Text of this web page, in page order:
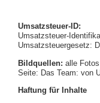
Umsatzsteuer-ID:
Umsatzsteuer-
Umsatzsteuergesetz:
Bildquellen: alle
Seite: Das Team: von
Haftung für Inhalte